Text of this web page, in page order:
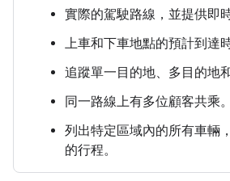
實際的駕駛路線，並提供即
上車和下車地點的預計到達
追蹤單一目的地、多目的地
同一路線上有多位顧客共乘。
列出特定區域內的所有車輛
的行程。